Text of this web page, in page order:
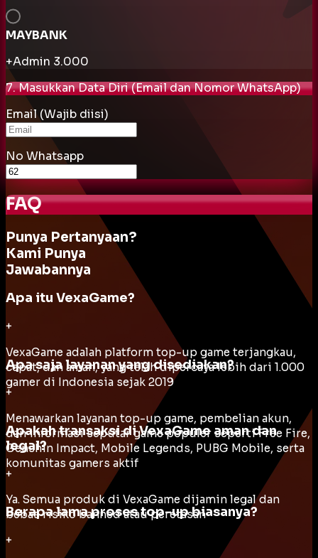
MAYBANK
+Admin 3.000
7. Masukkan Data Diri (Email dan Nomor WhatsApp)
Email (Wajib diisi)
No Whatsapp
FAQ
Punya Pertanyaan?
Kami Punya
Jawabannya
Apa itu VexaGame?
+
VexaGame adalah platform top-up game terjangkau,
cepat, dan aman, yang telah dipercaya lebih dari 1.000
gamer di Indonesia sejak 2019
Apa saja layanan yang disediakan?
+
Menawarkan layanan top-up game, pembelian akun,
dan informasi seputar game populer seperti Free Fire,
Genshin Impact, Mobile Legends, PUBG Mobile, serta
komunitas gamers aktif
Apakah transaksi di VexaGame aman dan
legal?
+
Ya. Semua produk di VexaGame dijamin legal dan
bebas risiko banned atau peretasan
Berapa lama proses top-up biasanya?
+